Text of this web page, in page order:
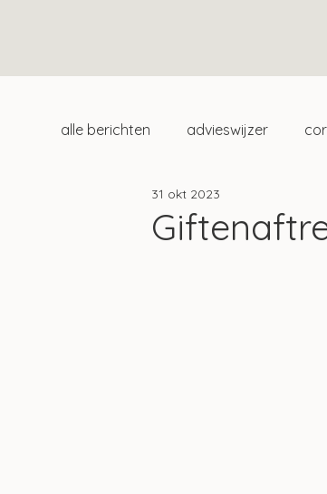
alle berichten advieswijzer
duurzaam home
31 okt 2023